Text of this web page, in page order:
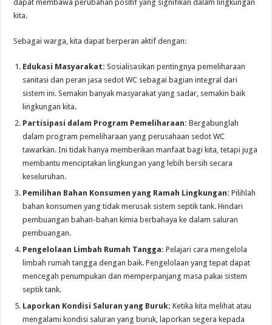
dapat membawa perubahan positif yang signifikan dalam lingkungan
kita.
Sebagai warga, kita dapat berperan aktif dengan:
Edukasi Masyarakat: Sosialisasikan pentingnya pemeliharaan
sanitasi dan peran jasa sedot WC sebagai bagian integral dari
sistem ini. Semakin banyak masyarakat yang sadar, semakin baik
lingkungan kita.
Partisipasi dalam Program Pemeliharaan: Bergabunglah
dalam program pemeliharaan yang perusahaan sedot WC
tawarkan. Ini tidak hanya memberikan manfaat bagi kita, tetapi juga
membantu menciptakan lingkungan yang lebih bersih secara
keseluruhan.
Pemilihan Bahan Konsumen yang Ramah Lingkungan: Pilihlah
bahan konsumen yang tidak merusak sistem septik tank. Hindari
pembuangan bahan-bahan kimia berbahaya ke dalam saluran
pembuangan.
Pengelolaan Limbah Rumah Tangga: Pelajari cara mengelola
limbah rumah tangga dengan baik. Pengelolaan yang tepat dapat
mencegah penumpukan dan memperpanjang masa pakai sistem
septik tank.
Laporkan Kondisi Saluran yang Buruk: Ketika kita melihat atau
mengalami kondisi saluran yang buruk, laporkan segera kepada